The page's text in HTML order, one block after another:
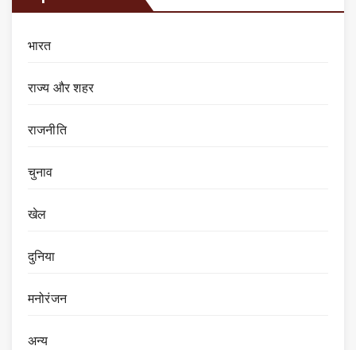
भारत
राज्य और शहर
राजनीति
चुनाव
खेल
दुनिया
मनोरंजन
अन्य